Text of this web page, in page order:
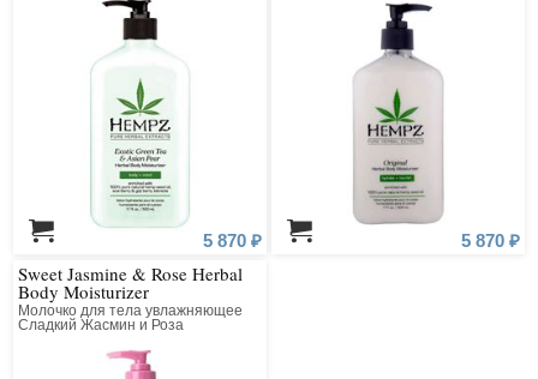
5 870 ₽ 5 870 ₽
Sweet Jasmine & Rose Herbal
Body Moisturizer
Молочко для тела увлажняющее
Сладкий Жасмин и Роза